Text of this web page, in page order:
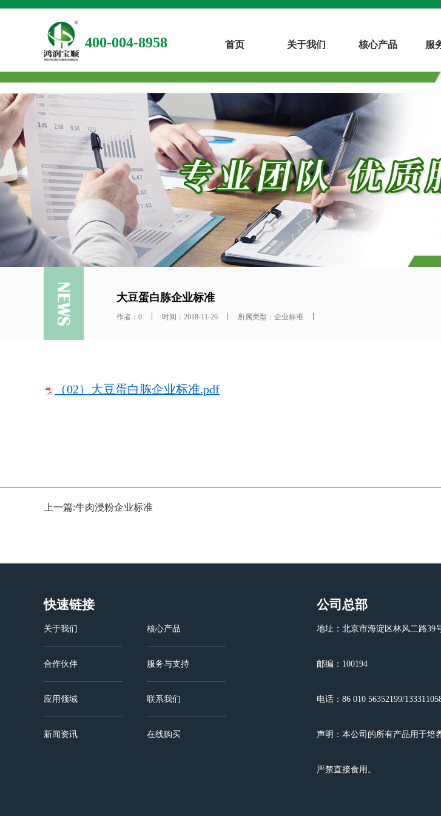
400-004-8958 首页 关于我们 核心产品 服
大豆蛋白胨企业标准
作者：0 时间：2018-11-26 所属类型：企业标准
（02）大豆蛋白胨企业标准.pdf
上一篇:牛肉浸粉企业标准
快速链接
关于我们
合作伙伴
应用领域
新闻资讯
核心产品
服务与支持
联系我们
在线购买
公司总部
地址：北京市海淀区林风二路39
邮编：100194
电话：86 010 56352199/
声明：本公司的所有产品用于培
严禁直接食用。